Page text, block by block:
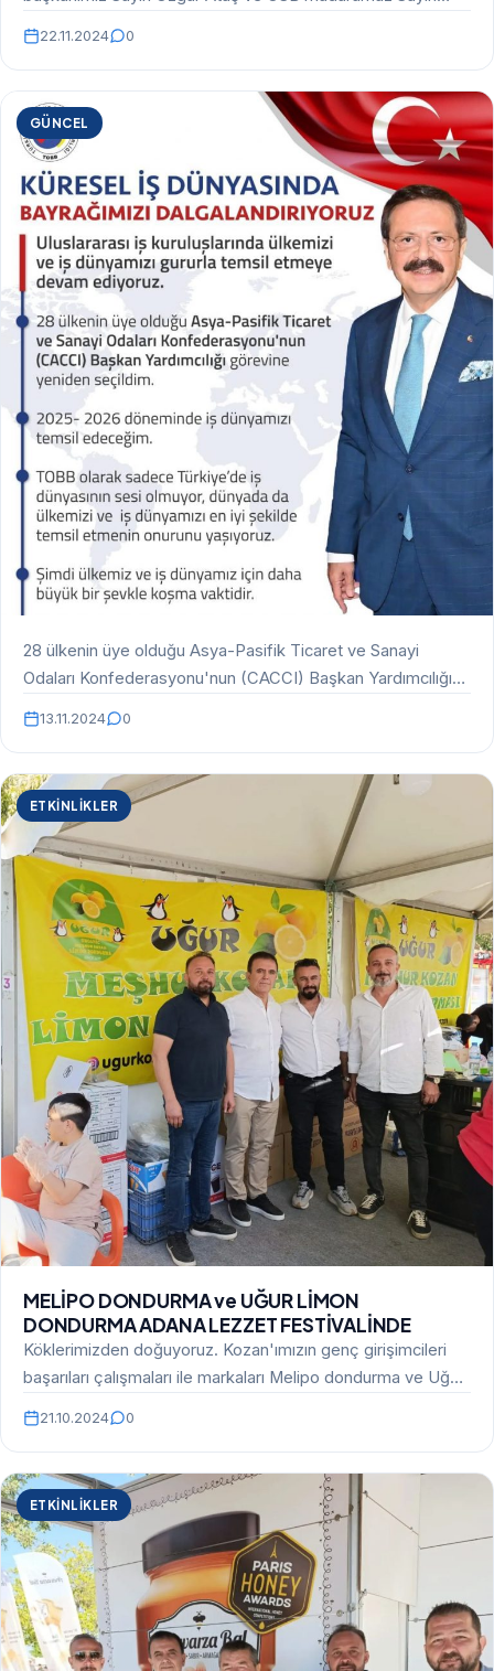
Fatih…
22.11.2024 0
GÜNCEL
28 ülkenin üye olduğu Asya-Pasifik Ticaret ve Sanayi
Odaları Konfederasyonu'nun (CACCI) Başkan Yardımcılığına
yeniden seçilerek bizleri…
13.11.2024 0
ETKINLIKLER
MELİPO DONDURMA ve UĞUR LİMON
DONDURMA ADANA LEZZET FESTİVALİNDE
Köklerimizden doğuyoruz. Kozan'ımızın genç girişimcileri
başarıları çalışmaları ile markaları Melipo dondurma ve Uğur
limon dondurma her…
21.10.2024 0
ETKINLIKLER